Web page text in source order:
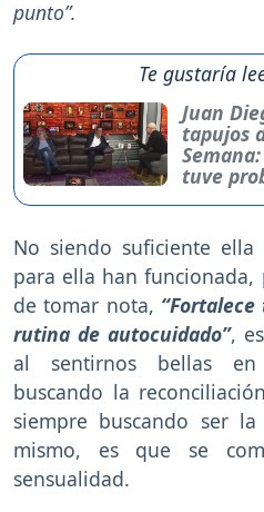
punto”.
Te gustaría
Juan
tapujos
tuve
No siendo suficiente
para ella han
de tomar nota,
rutina de autocuidado”,
al sentirnos bellas
buscando la
siempre buscando ser
mismo, es que se
sensualidad.